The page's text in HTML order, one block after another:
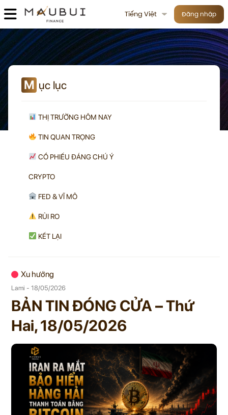
Tiếng Việt Đăng nhập
M ục lục
THỊ TRƯỜNG HÔM NAY
TIN QUAN TRỌNG
CỔ PHIẾU ĐÁNG CHÚ Ý
CRYPTO
FED & VĨ MÔ
RỦI RO
KẾT LẠI
Xu hướng
Lami - 18/05/2026
BẢN TIN ĐÓNG CỬA – Thứ
Hai, 18/05/2026